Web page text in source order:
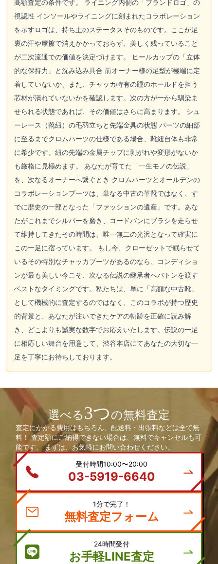
高額査定の条件です。 ライニング内側の「ブランドロゴ」の
視認性 インソールやライニングに刻まれたコラボレーション
を示すロゴは、持ち主のステータスそのものです。ここが足
裏の汗や摩擦で消えかかっておらず、美しく残っていること
が二次流通での価値を決定づけます。 ヒールカップの「立体
的な保持力」と沈み込み具合 前オーナー様の足型が極端に定
着していないか、また、チャッカ特有の踵のホールドを担う
芯材が潰れていないかを確認します。次の方が一から馴染ま
せられる状態であれば、その価値はさらに高まります。 シュ
ーレース（靴紐）の毛羽立ちと先端金具の状態 パーツの細部
に至るまでクロムハーツの仕様である場合、靴紐自体も非常
に希少です。紐の先端の金属チップに剥がれや変形がないか
も厳格に見極めます。 あなたが育てた「一生モノの伝説」
を、次なるオーナーへ繋ぐとき クロムハーツとオールデンの
コラボレーションブーツは、単なる中古の革靴ではなく、す
でに歴史の一部となった「ファッションの遺産」です。あな
たがこれまでシルバーを磨き、コードバンにブラシを走らせ
て維持してきたその時間は、唯一無二の光沢となって確実に
この一足に宿っています。 もし今、クローゼットで眠らせて
いるその特別なチャッカブーツがあるのなら、コンディショ
ンが最も美しい今こそ、次なる伝説の継承者へバトンを渡す
ベストなタイミングです。私たちは、単に「高額な中古靴」
として機械的に査定するのではなく、このコラボが持つ歴史
的背景と、あなたが注いできたケアの軌跡を正確に読み解
き、どこよりも誠実な数字でお応えいたします。伝説の一足
に相応しい舞台を用意して、渋谷本店にてあなたの大切な一
足を丁寧にお待ちしております。
選べる3つの無料査定
査定にかかる費用はもちろん、配送料・出張料などは全て無
料！ 査定額にご納得できない場合は、無料でキャンセルも可
能です。 まずは、お気軽にお問い合わせください。
03-5919-6640
1分で完了！
無料査定フォーム
24時間受付
お手軽LINE査定